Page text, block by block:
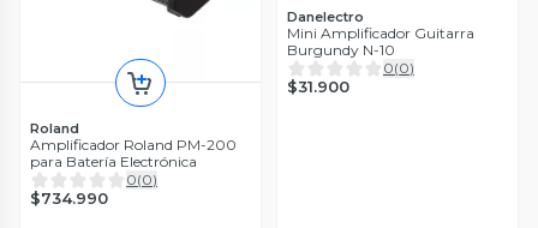
Roland
Amplificador Roland PM-200
para Batería Electrónica
0(0)
$734.990
Danelectro
Mini Amplificador Guitarra
Burgundy N-10
0(0)
$31.900